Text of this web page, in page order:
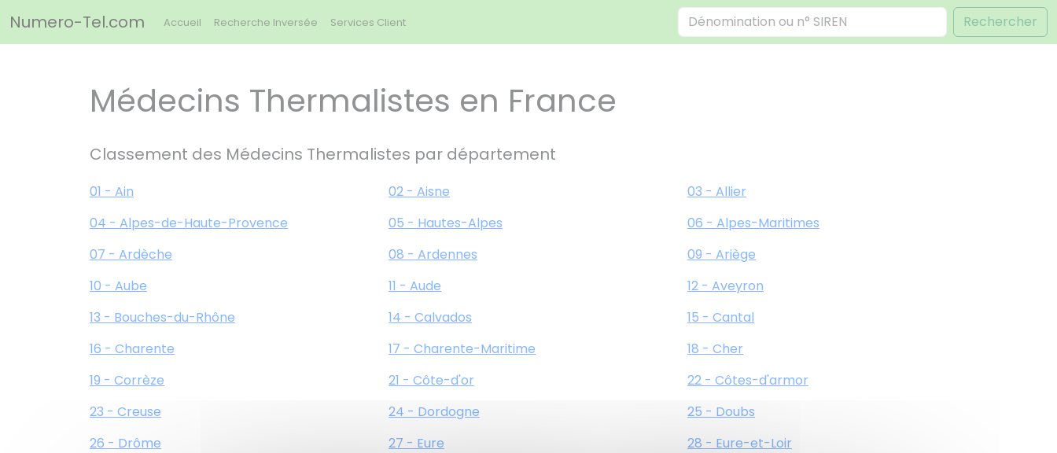
Numero-Tel.com Accueil Recherche Inversée Services Client Rechercher
Médecins Thermalistes en France
Classement des Médecins Thermalistes par département
01 - Ain 02 - Aisne
03 - Allier
04 - Alpes-de-Haute-Provence
05 - Hautes-Alpes
06 - Alpes-Maritimes
07 - Ardèche
08 - Ardennes
09 - Ariège
10 - Aube
11 - Aude
12 - Aveyron
13 - Bouches-du-Rhône
14 - Calvados
15 - Cantal
16 - Charente
17 - Charente-Maritime
18 - Cher
19 - Corrèze
21 - Côte-d'or
22 - Côtes-d'armor
23 - Creuse
24 - Dordogne
25 - Doubs
26 - Drôme
27 - Eure
28 - Eure-et-Loir